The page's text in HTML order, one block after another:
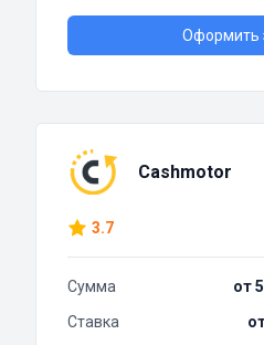
Оформить
Cashmotor
3.7
Сумма
от
Ставка